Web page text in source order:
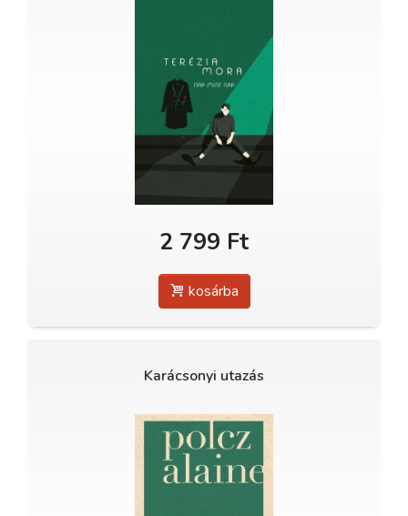
2 799 Ft
kosárba
Karácsonyi utazás